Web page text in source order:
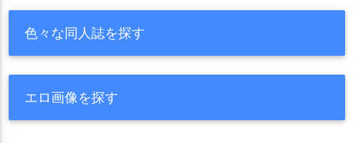
色々な同人誌を探す
エロ画像を探す